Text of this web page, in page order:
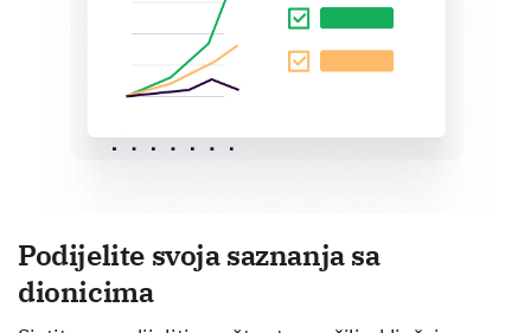
Podijelite svoja saznanja sa
dionicima